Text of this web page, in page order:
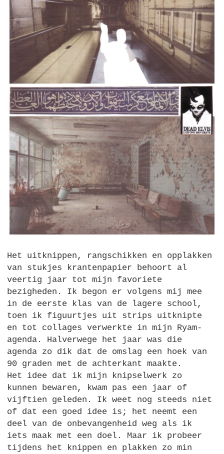
Het uitknippen, rangschikken en opplakken
van stukjes krantenpapier behoort al
veertig jaar tot mijn favoriete
bezigheden. Ik begon er volgens mij mee
in de eerste klas van de lagere school,
toen ik figuurtjes uit strips uitknipte
en tot collages verwerkte in mijn Ryam-
agenda. Halverwege het jaar was die
agenda zo dik dat de omslag een hoek van
90 graden met de achterkant maakte.
Het idee dat ik mijn knipselwerk zo
kunnen bewaren, kwam pas een jaar of
vijftien geleden. Ik weet nog steeds niet
of dat een goed idee is; het neemt een
deel van de onbevangenheid weg als ik
iets maak met een doel. Maar ik probeer
tijdens het knippen en plakken zo min